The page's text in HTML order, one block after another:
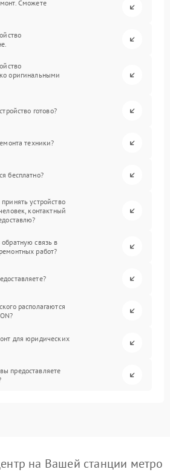
Сможете
оригинальными
готово?
техники?
бесплатно?
устройство
контактный
связь в
работ?
располагаются
для юридических
предоставляете
на Вашей станции метро